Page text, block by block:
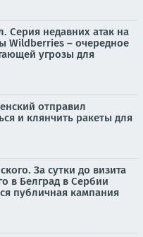
Серия недавних атак на
Wildberries – очередное
угрозы для
отправил
и клянчить ракеты для
За сутки до визита
в Белград в Сербии
публичная кампания